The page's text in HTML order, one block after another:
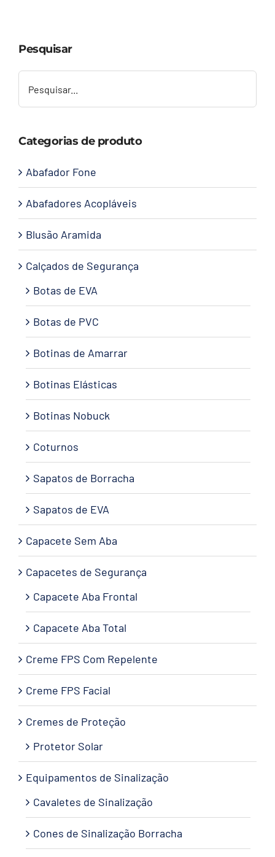
Contato
Pesquisar
Categorias de produto
Abafador Fone
Abafadores Acopláveis
Blusão Aramida
Calçados de Segurança
Botas de EVA
Botas de PVC
Botinas de Amarrar
Botinas Elásticas
Botinas Nobuck
Coturnos
Sapatos de Borracha
Sapatos de EVA
Capacete Sem Aba
Capacetes de Segurança
Capacete Aba Frontal
Capacete Aba Total
Creme FPS Com Repelente
Creme FPS Facial
Cremes de Proteção
Protetor Solar
Equipamentos de Sinalização
Cavaletes de Sinalização
Cones de Sinalização Borracha